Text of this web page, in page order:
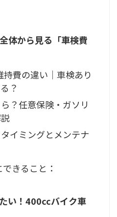
体から見る「車検費
費の違い｜車検あり
？
？任意保険・ガソリ
イミングとメンテナ
きること：
い！400ccバイク車